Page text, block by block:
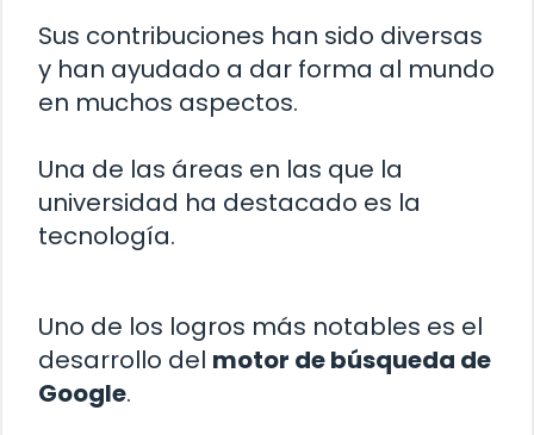
Sus contribuciones han sido diversas
y han ayudado a dar forma al mundo
en muchos aspectos.
Una de las áreas en las que la
universidad ha destacado es la
tecnología.
Uno de los logros más notables es el
desarrollo del motor de búsqueda de
Google.